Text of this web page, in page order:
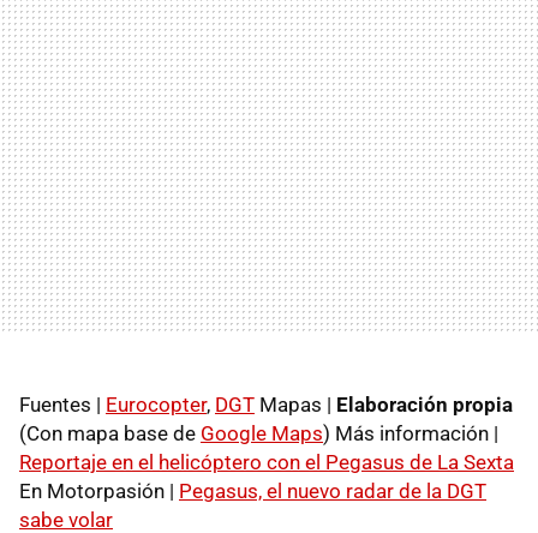
Fuentes | Eurocopter, DGT Mapas | Elaboración propia
(Con mapa base de Google Maps) Más información |
Reportaje en el helicóptero con el Pegasus de La Sexta
En Motorpasión | Pegasus, el nuevo radar de la DGT
sabe volar